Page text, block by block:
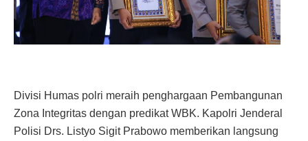
Divisi Humas polri meraih penghargaan Pembangunan
Zona Integritas dengan predikat WBK. Kapolri Jenderal
Polisi Drs. Listyo Sigit Prabowo memberikan langsung